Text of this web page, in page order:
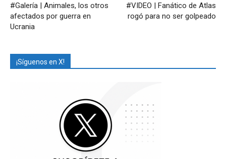
#Galería | Animales, los otros
afectados por guerra en
Ucrania
#VIDEO | Fanático de Atlas
rogó para no ser golpeado
¡Síguenos en X!